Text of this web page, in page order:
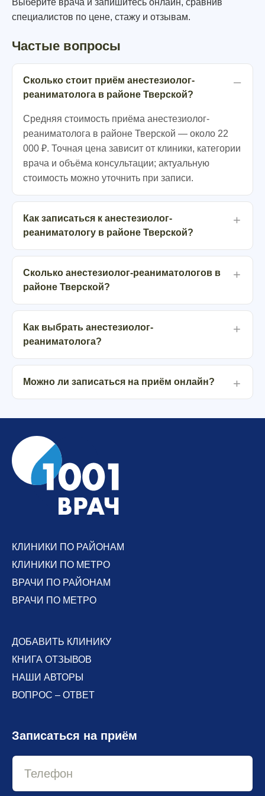
Выберите врача и запишитесь онлайн, сравнив
специалистов по цене, стажу и отзывам.
Частые вопросы
Сколько стоит приём анестезиолог-
реаниматолога в районе Тверской?
Средняя стоимость приёма анестезиолог-
реаниматолога в районе Тверской — около 22
000 ₽. Точная цена зависит от клиники, категории
врача и объёма консультации; актуальную
стоимость можно уточнить при записи.
Как записаться к анестезиолог-
реаниматологу в районе Тверской?
Сколько анестезиолог-реаниматологов в
районе Тверской?
Как выбрать анестезиолог-
реаниматолога?
Можно ли записаться на приём онлайн?
КЛИНИКИ ПО РАЙОНАМ
КЛИНИКИ ПО МЕТРО
ВРАЧИ ПО РАЙОНАМ
ВРАЧИ ПО МЕТРО
ДОБАВИТЬ КЛИНИКУ
КНИГА ОТЗЫВОВ
НАШИ АВТОРЫ
ВОПРОС – ОТВЕТ
Записаться на приём